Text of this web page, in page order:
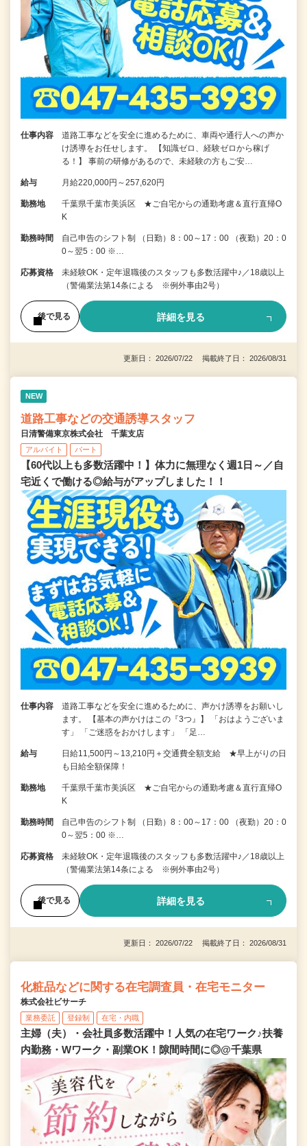
仕事内容
道路工事などを安全に進めるために、車両や通行人への声か
け誘導をお任せします。 【知識ゼロ、経験ゼロから稼げ
る！】 事前の研修があるので、未経験の方もご安…
給与 月給220,000円～257,620円
勤務地
千葉県千葉市美浜区 ★ご自宅からの通勤考慮＆直行直帰O
K
勤務時間
自己申告のシフト制 （日勤）8：00～17：00 （夜勤）20：0
0～翌5：00 ※…
応募資格
未経験OK・定年退職後のスタッフも多数活躍中♪／18歳以上
（警備業法第14条による ※例外事由2号）
後で見る 詳細を見る
更新日： 2026/07/22 掲載終了日： 2026/08/31
NEW
道路工事などの交通誘導スタッフ
日清警備東京株式会社 千葉支店
アルバイト パート
【60代以上も多数活躍中！】体力に無理なく週1日～／自
宅近くで働ける◎給与がアップしました！！
仕事内容
道路工事などを安全に進めるために、声かけ誘導をお願いし
ます。 【基本の声かけはこの『3つ』】 「おはようございま
す」 「ご迷惑をおかけします」 「足…
給与
日給11,500円～13,210円＋交通費全額支給 ★早上がりの日
も日給全額保障！
勤務地
千葉県千葉市美浜区 ★ご自宅からの通勤考慮＆直行直帰O
K
勤務時間
自己申告のシフト制 （日勤）8：00～17：00 （夜勤）20：0
0～翌5：00 ※…
応募資格
未経験OK・定年退職後のスタッフも多数活躍中♪／18歳以上
（警備業法第14条による ※例外事由2号）
後で見る 詳細を見る
更新日： 2026/07/22 掲載終了日： 2026/08/31
化粧品などに関する在宅調査員・在宅モニター
株式会社ビサーチ
業務委託 登録制 在宅・内職
主婦（夫）・会社員多数活躍中！人気の在宅ワーク♪扶養
内勤務・Wワーク・副業OK！隙間時間に◎@千葉県